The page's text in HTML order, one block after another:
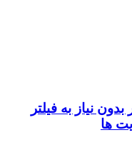
نیاز به فیلتر
ها